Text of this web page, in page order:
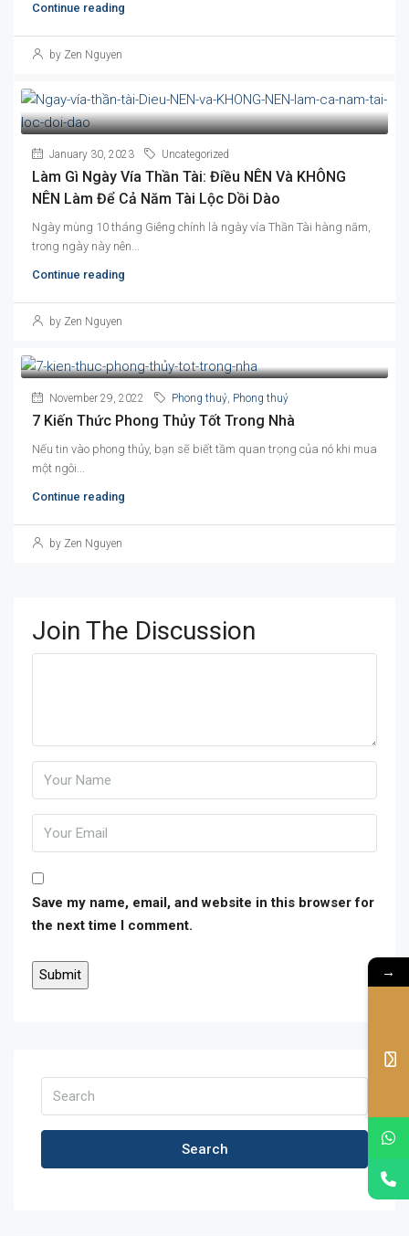
Continue reading
by Zen Nguyen
January 30, 2023 Uncategorized
Làm Gì Ngày Vía Thần Tài: Điều NÊN Và KHÔNG
NÊN Làm Để Cả Năm Tài Lộc Dồi Dào
Ngày mùng 10 tháng Giêng chính là ngày vía Thần Tài hàng năm,
trong ngày này nên...
Continue reading
by Zen Nguyen
November 29, 2022 Phong thuỷ, Phong thuỷ
7 Kiến Thức Phong Thủy Tốt Trong Nhà
Nếu tin vào phong thủy, bạn sẽ biết tầm quan trọng của nó khi mua
một ngôi...
Continue reading
by Zen Nguyen
Join The Discussion
Save my name, email, and website in this browser for
the next time I comment.
Search
→